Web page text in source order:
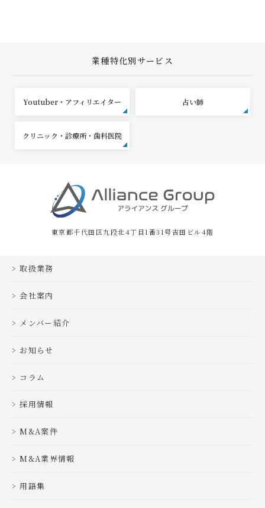
業種特化別サービス
Youtuber・アフィリエイター 占い師
クリニック・診療所・歯科医院
東京都千代田区九段北4丁目1番31号吉田ビル4階
取扱業務
会社案内
メンバー紹介
お知らせ
コラム
採用情報
M&A案件
M&A業界情報
用語集